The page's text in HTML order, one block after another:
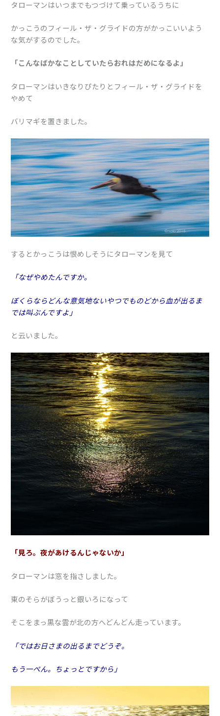
タローマンはいつまでもつづけて乗っているうちに
かっこうのフィール・ザ・グライドの方がかっこいいよう
な気がするのでした。
「こんなばかなことしていたらおれはだめになるよ」
タローマンはいきなりぴたりとフィール・ザ・グライドを
やめて
バリマギを置きました。
するとかっこうは恨めしそうにタローマンを見て
「なぜやめたんですか。
ぼくらならどんな意気地ないやつでものどから血が出るま
では叫ぶんですよ」
と云いました。
「見ろ。夜があけるんじゃないか」
タローマンは窓を指さしました。
東のそらがぼうっと銀いろになって
そこをまっ黒な雲が北の方へどんどん走っています。
「ではお日さまの出るまでどうぞ。
もう一ぺん。ちょっとですから」